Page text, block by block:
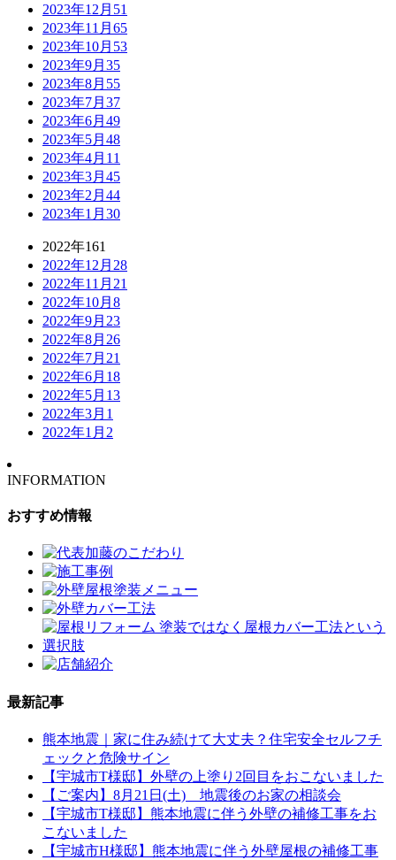
2023年12月 51
2023年11月 65
2023年10月 53
2023年9月 35
2023年8月 55
2023年7月 37
2023年6月 49
2023年5月 48
2023年4月 11
2023年3月 45
2023年2月 44
2023年1月 30
2022年161
2022年12月 28
2022年11月 21
2022年10月 8
2022年9月 23
2022年8月 26
2022年7月 21
2022年6月 18
2022年5月 13
2022年3月 1
2022年1月 2
INFORMATION
おすすめ情報
最新記事
熊本地震｜家に住み続けて大丈夫？住宅安全セルフチ
ェックと危険サイン
【宇城市T様邸】外壁の上塗り2回目をおこないました
【ご案内】8月21日(土) 地震後のお家の相談会
【宇城市T様邸】熊本地震に伴う外壁の補修工事をお
こないました
【宇城市H様邸】熊本地震に伴う外壁屋根の補修工事